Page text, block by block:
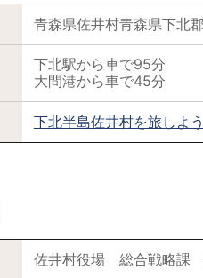
青森県佐井村青森県下北
下北駅から車で95分
大間港から車で45分
下北半島佐井村を旅しよう
佐井村役場 総合戦略課